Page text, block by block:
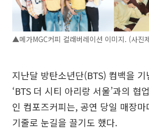
▲메가MGC커피 컬래버레이션 이미지. (사진
지난달 방탄소년단(BTS) 컴백을 기
‘BTS 더 시티 아리랑 서울’과의 협
인 컴포즈커피는, 공연 당일 매장
기줄로 눈길을 끌기도 했다.